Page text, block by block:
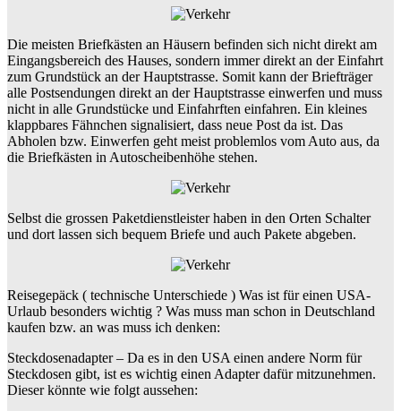
Die meisten Briefkästen an Häusern befinden sich nicht direkt am
Eingangsbereich des Hauses, sondern immer direkt an der Einfahrt
zum Grundstück an der Hauptstrasse. Somit kann der Briefträger
alle Postsendungen direkt an der Hauptstrasse einwerfen und muss
nicht in alle Grundstücke und Einfahrften einfahren. Ein kleines
klappbares Fähnchen signalisiert, dass neue Post da ist. Das
Abholen bzw. Einwerfen geht meist problemlos vom Auto aus, da
die Briefkästen in Autoscheibenhöhe stehen.
Selbst die grossen Paketdienstleister haben in den Orten Schalter
und dort lassen sich bequem Briefe und auch Pakete abgeben.
Reisegepäck ( technische Unterschiede ) Was ist für einen USA-
Urlaub besonders wichtig ? Was muss man schon in Deutschland
kaufen bzw. an was muss ich denken:
Steckdosenadapter – Da es in den USA einen andere Norm für
Steckdosen gibt, ist es wichtig einen Adapter dafür mitzunehmen.
Dieser könnte wie folgt aussehen: